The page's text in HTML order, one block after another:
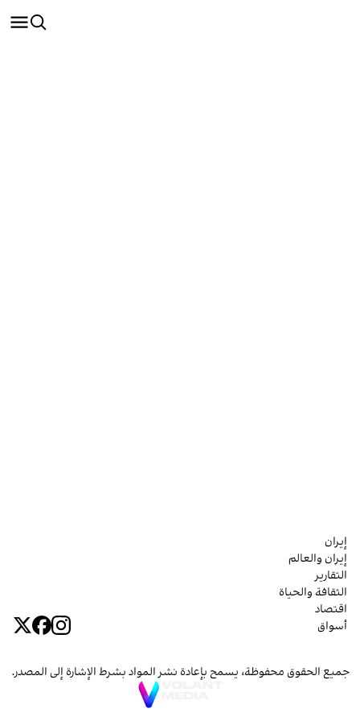
إيران
إيران والعالم
التقارير
الثقافة والحياة
اقتصاد
أسواق
جميع الحقوق محفوظة، يسمح بإعادة نشر المواد بشرط الإشارة إلى المصدر.